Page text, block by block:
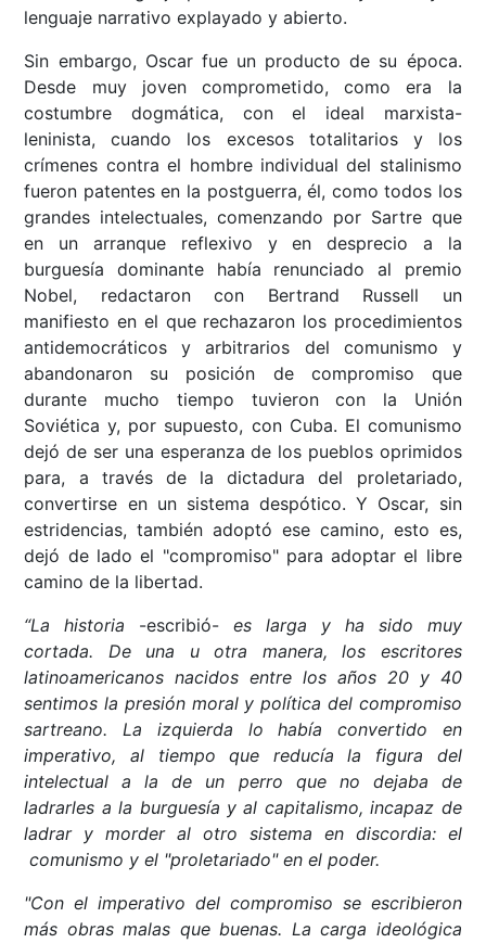
lenguaje narrativo explayado y abierto.
Sin embargo, Oscar fue un producto de su época.
Desde muy joven comprometido, como era la
costumbre dogmática, con el ideal marxista-
leninista, cuando los excesos totalitarios y los
crímenes contra el hombre individual del stalinismo
fueron patentes en la postguerra, él, como todos los
grandes intelectuales, comenzando por Sartre que
en un arranque reflexivo y en desprecio a la
burguesía dominante había renunciado al premio
Nobel, redactaron con Bertrand Russell un
manifiesto en el que rechazaron los procedimientos
antidemocráticos y arbitrarios del comunismo y
abandonaron su posición de compromiso que
durante mucho tiempo tuvieron con la Unión
Soviética y, por supuesto, con Cuba. El comunismo
dejó de ser una esperanza de los pueblos oprimidos
para, a través de la dictadura del proletariado,
convertirse en un sistema despótico. Y Oscar, sin
estridencias, también adoptó ese camino, esto es,
dejó de lado el "compromiso" para adoptar el libre
camino de la libertad.
“La historia -escribió-es larga y ha sido muy
cortada. De una u otra manera, los escritores
latinoamericanos nacidos entre los años 20 y 40
sentimos la presión moral y política del compromiso
sartreano. La izquierda lo había convertido en
imperativo, al tiempo que reducía la figura del
intelectual a la de un perro que no dejaba de
ladrarles a la burguesía y al capitalismo, incapaz de
ladrar y morder al otro sistema en discordia: el
comunismo y el "proletariado" en el poder.
"Con el imperativo del compromiso se escribieron
más obras malas que buenas. La carga ideológica